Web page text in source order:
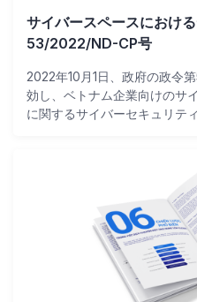
サイバースペースにおけ
53/2022/ND-CP号
2022年10月1日、政府の政令
効し、ベトナム企業向けのサ
に関するサイバーセキュリテ
と、ベトナム領土内で保存し